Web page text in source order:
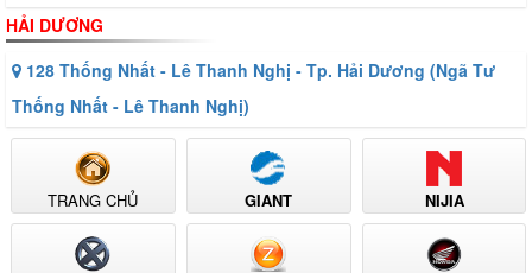
HẢI DƯƠNG
128 Thống Nhất - Lê Thanh Nghị - Tp. Hải Dương (Ngã Tư
Thống Nhất - Lê Thanh Nghị)
TRANG CHỦ GIANT NIJIA